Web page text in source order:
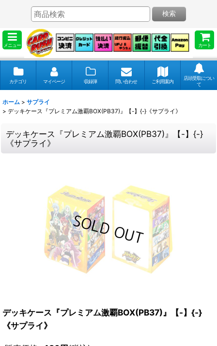
メニュー カート
検索
カテゴリ マイページ 収録弾 問い合わせ ご利用案内
店頭受取につい
て
ホーム > サプライ
> デッキケース『プレミアム激覇BOX(PB37)』【-】{-}《サプライ》
デッキケース『プレミアム激覇BOX(PB37)』【-】{-}
《サプライ》
デッキケース『プレミアム激覇BOX(PB37)』【-】{-}
《サプライ》